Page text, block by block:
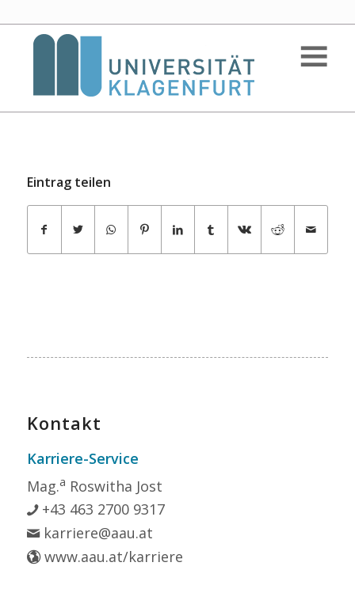
Eintrag teilen
Kontakt
Karriere-Service
Mag.a Roswitha Jost
+43 463 2700 9317
karriere@aau.at
www.aau.at/karriere